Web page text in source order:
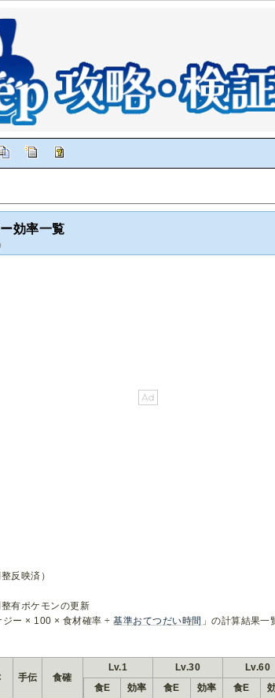
効率一覧
反映済）
有ポケモンの更新
ジー × 100 × 食材確率 ÷基準おてつだい時間 」の計算結果一
手伝 食確
Lv.1 Lv.30 Lv.60
食E
効率 食E 効率 食E